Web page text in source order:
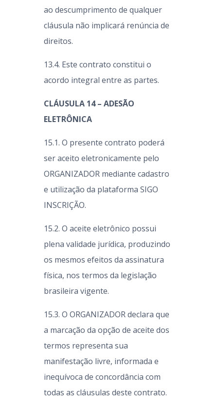
ao descumprimento de qualquer
cláusula não implicará renúncia de
direitos.
13.4. Este contrato constitui o
acordo integral entre as partes.
CLÁUSULA 14 – ADESÃO
ELETRÔNICA
15.1. O presente contrato poderá
ser aceito eletronicamente pelo
ORGANIZADOR mediante cadastro
e utilização da plataforma SIGO
INSCRIÇÃO.
15.2. O aceite eletrônico possui
plena validade jurídica, produzindo
os mesmos efeitos da assinatura
física, nos termos da legislação
brasileira vigente.
15.3. O ORGANIZADOR declara que
a marcação da opção de aceite dos
termos representa sua
manifestação livre, informada e
inequívoca de concordância com
todas as cláusulas deste contrato.